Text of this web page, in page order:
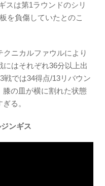
スは第1ラウンドのシリ
を負傷していたとのこ
ニカルファウルにより
はそれぞれ36分以上出
戦では34得点/13リバウン
膝の皿が横に割れた状態
る。
ンギス